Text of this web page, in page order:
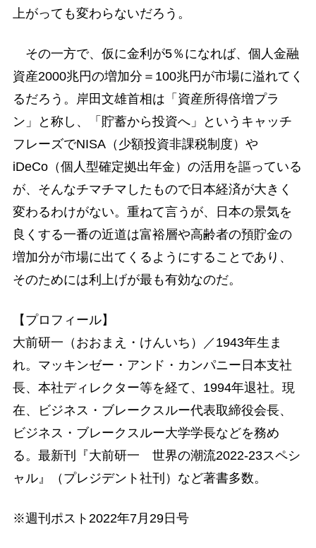
上がっても変わらないだろう。
その一方で、仮に金利が5％になれば、個人金融
資産2000兆円の増加分＝100兆円が市場に溢れてく
るだろう。岸田文雄首相は「資産所得倍増プラ
ン」と称し、「貯蓄から投資へ」というキャッチ
フレーズでNISA（少額投資非課税制度）や
iDeCo（個人型確定拠出年金）の活用を謳っている
が、そんなチマチマしたもので日本経済が大きく
変わるわけがない。重ねて言うが、日本の景気を
良くする一番の近道は富裕層や高齢者の預貯金の
増加分が市場に出てくるようにすることであり、
そのためには利上げが最も有効なのだ。
【プロフィール】
大前研一（おおまえ・けんいち）／1943年生ま
れ。マッキンゼー・アンド・カンパニー日本支社
長、本社ディレクター等を経て、1994年退社。現
在、ビジネス・ブレークスルー代表取締役会長、
ビジネス・ブレークスルー大学学長などを務め
る。最新刊『大前研一 世界の潮流2022-23スペシ
ャル』（プレジデント社刊）など著書多数。
※週刊ポスト2022年7月29日号